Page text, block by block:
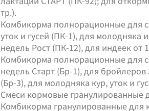
тр.).
Комбикорма полнорационные для
уток и гусей (ПК-1), для молодняка
недель Рост (ПК-12), для индеек
Комбикорма полнорационные для
недель Старт (Бр-1), для
(Бр-3), для молодняка кур, уток и
Смеси кормовые гранулированные
Комбикорма гранулированные для